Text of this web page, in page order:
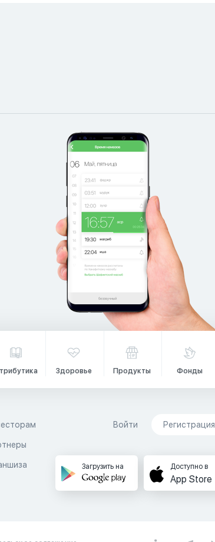
Здоровье Продукты Фонды
Войти Регистрация
Загрузить на Доступно в
App Store